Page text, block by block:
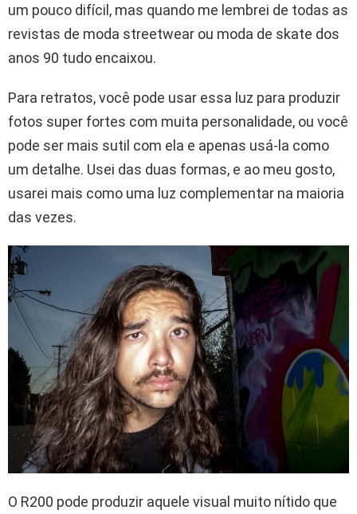
um pouco difícil, mas quando me lembrei de todas as
revistas de moda streetwear ou moda de skate dos
anos 90 tudo encaixou.
Para retratos, você pode usar essa luz para produzir
fotos super fortes com muita personalidade, ou você
pode ser mais sutil com ela e apenas usá-la como
um detalhe. Usei das duas formas, e ao meu gosto,
usarei mais como uma luz complementar na maioria
das vezes.
O R200 pode produzir aquele visual muito nítido que